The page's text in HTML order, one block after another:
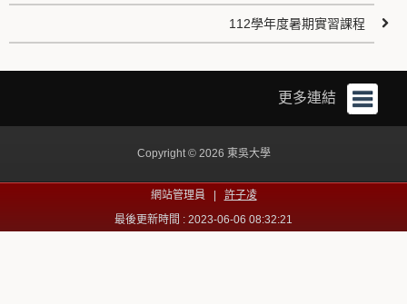
112學年度暑期實習課程
更多連結
Copyright © 2026 東吳大學
網站管理員 | 許子凌
最後更新時間 : 2023-06-06 08:32:21